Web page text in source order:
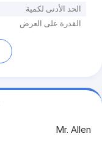
الحد الأدنى لكمية
القدرة على العرض
Mr. Allen